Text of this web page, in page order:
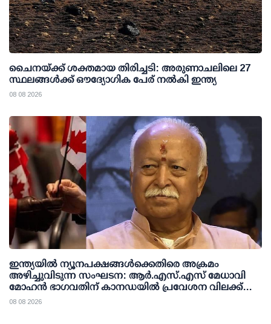
ചൈനയ്ക്ക് ശക്തമായ തിരിച്ചടി: അരുണാചലിലെ 27
സ്ഥലങ്ങള്‍ക്ക് ഔദ്യോഗിക പേര് നല്‍കി ഇന്ത്യ
08 08 2026
ഇന്ത്യയില്‍ ന്യൂനപക്ഷങ്ങള്‍ക്കെതിരെ അക്രമം
അഴിച്ചുവിടുന്ന സംഘടന: ആര്‍.എസ്.എസ് മേധാവി
മോഹന്‍ ഭാഗവതിന് കാനഡയില്‍ പ്രവേശന വിലക്ക്
ഏര്‍പ്പെടുത്തണമെന്ന് എന്‍.ഡി.പി
08 08 2026